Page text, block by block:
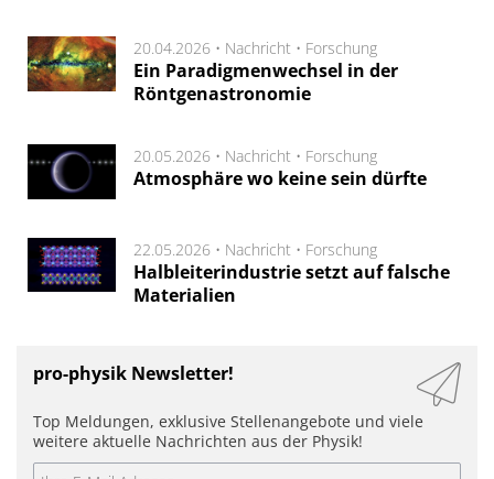
20.04.2026 • Nachricht • Forschung
Ein Paradigmenwechsel in der
Röntgenastronomie
20.05.2026 • Nachricht • Forschung
Atmosphäre wo keine sein dürfte
22.05.2026 • Nachricht • Forschung
Halbleiterindustrie setzt auf falsche
Materialien
pro-physik Newsletter!
Top Meldungen, exklusive Stellenangebote und viele
weitere aktuelle Nachrichten aus der Physik!